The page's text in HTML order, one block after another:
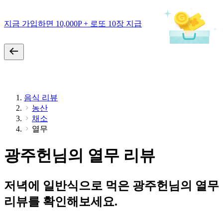
지금 가입하면 10,000P + 로또 10장 지급
음식 리뷰
농산
채소
열무
광주헌님의 열무 리뷰
저녁에 일반식으로 먹은 광주헌님의 열무
리뷰를 확인해보세요.